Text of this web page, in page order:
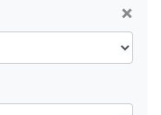
×